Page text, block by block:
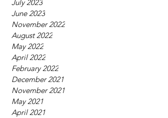
July 2023
June 2023
November 2022
August 2022
May 2022
April 2022
February 2022
December 2021
November 2021
May 2021
April 2021